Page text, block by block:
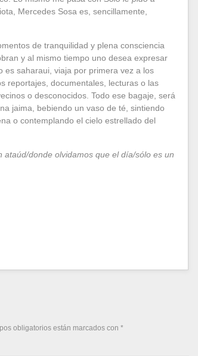
Mercedes Sosa es, sencillamente,
de tranquilidad y plena consciencia
y al mismo tiempo uno desea expresar
es saharaui, viaja por primera vez a los
reportajes, documentales, lecturas o las
o desconocidos. Todo ese bagaje, será
jaima, bebiendo un vaso de té, sintiendo
o contemplando el cielo estrellado del
donde olvidamos que el día/sólo es un
obligatorios están marcados con *